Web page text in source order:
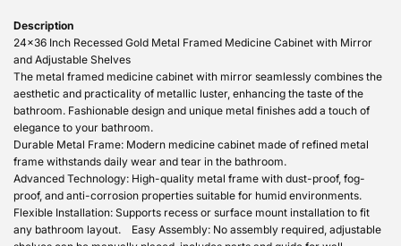
Description
24x36 Inch Recessed Gold Metal Framed Medicine Cabinet with Mirror
and Adjustable Shelves
The metal framed medicine cabinet with mirror seamlessly combines the
aesthetic and practicality of metallic luster, enhancing the taste of the
bathroom. Fashionable design and unique metal finishes add a touch of
elegance to your bathroom.
Durable Metal Frame: Modern medicine cabinet made of refined metal
frame withstands daily wear and tear in the bathroom.
Advanced Technology: High-quality metal frame with dust-proof, fog-
proof, and anti-corrosion properties suitable for humid environments.
Flexible Installation: Supports recess or surface mount installation to fit
any bathroom layout. Easy Assembly: No assembly required, adjustable